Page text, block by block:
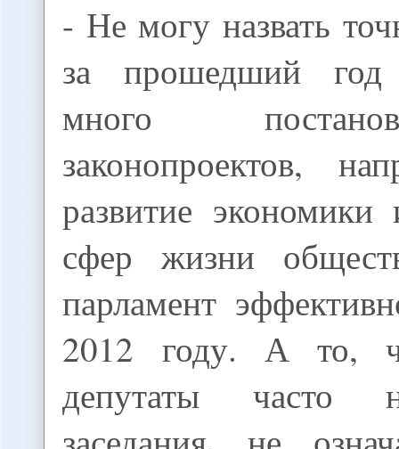
- Не могу назвать
за прошедший
много
законопроектов,
развитие
сфер жизни
парламент
2012 году. А то,
депутаты часто